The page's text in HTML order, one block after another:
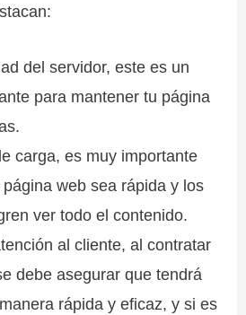
del servidor, este es un
para mantener tu página
carga, es muy importante
web sea rápida y los
ver todo el contenido.
al cliente, al contratar
debe asegurar que tendrá
rápida y eficaz, y si es